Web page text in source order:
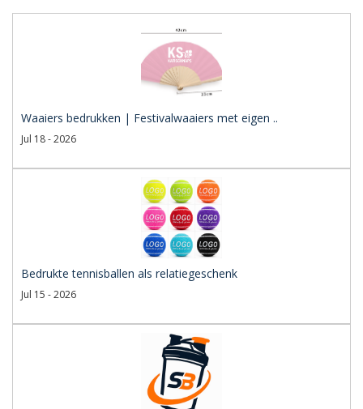
Waaiers bedrukken | Festivalwaaiers met eigen ..
Jul 18 - 2026
Bedrukte tennisballen als relatiegeschenk
Jul 15 - 2026